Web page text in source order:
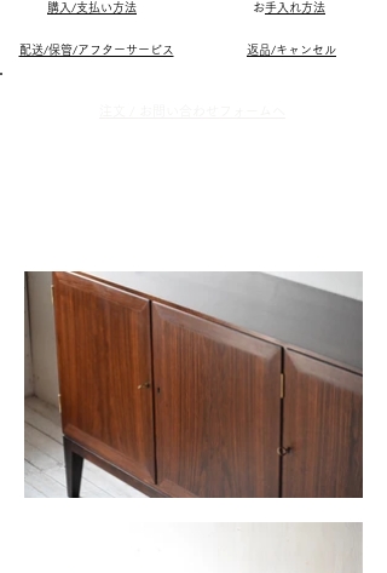
購入/支払い方法 ​お手入れ方法
配送/保管/アフターサービス 返品/キャンセル